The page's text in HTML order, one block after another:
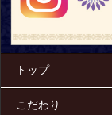
トップ
こだわり